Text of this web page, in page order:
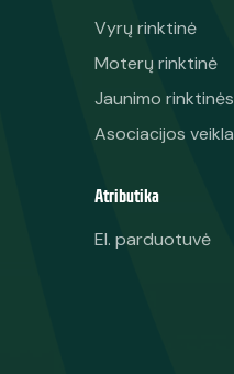
Vyrų rinktinė
Moterų rinktinė
Jaunimo rinktinės
Asociacijos veikla
Atributika
El. parduotuvė